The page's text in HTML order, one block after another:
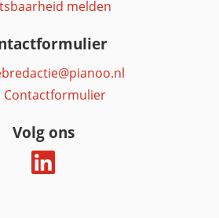
melden
Contactformulier
Volg ons